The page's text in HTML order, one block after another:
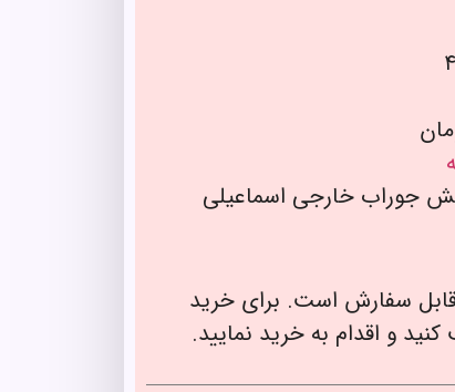
جوراب خارجی اسماعیلی
سفارش است. برای خرید
و اقدام به خرید نمایید.